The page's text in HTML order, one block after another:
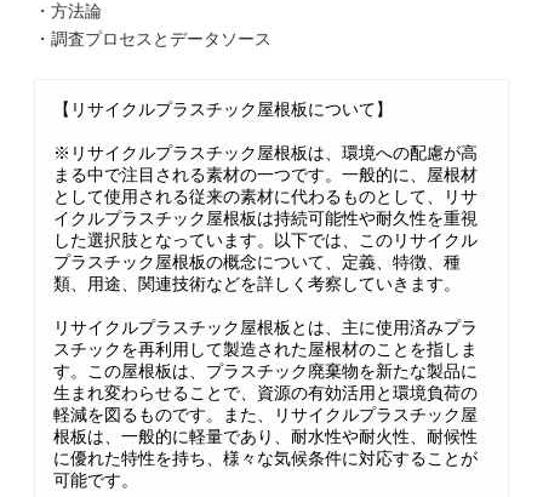
・方法論
・調査プロセスとデータソース
【リサイクルプラスチック屋根板について】
※リサイクルプラスチック屋根板は、環境への配慮が高
まる中で注目される素材の一つです。一般的に、屋根材
として使用される従来の素材に代わるものとして、リサ
イクルプラスチック屋根板は持続可能性や耐久性を重視
した選択肢となっています。以下では、このリサイクル
プラスチック屋根板の概念について、定義、特徴、種
類、用途、関連技術などを詳しく考察していきます。
リサイクルプラスチック屋根板とは、主に使用済みプラ
スチックを再利用して製造された屋根材のことを指しま
す。この屋根板は、プラスチック廃棄物を新たな製品に
生まれ変わらせることで、資源の有効活用と環境負荷の
軽減を図るものです。また、リサイクルプラスチック屋
根板は、一般的に軽量であり、耐水性や耐火性、耐候性
に優れた特性を持ち、様々な気候条件に対応することが
可能です。